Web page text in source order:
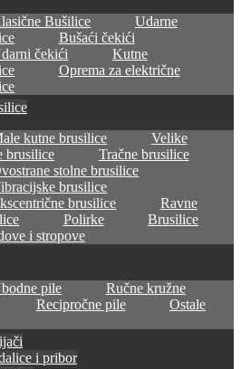
Bušilice
Udarne
Bušaći čekići
čekići
Kutne
Oprema za električne
kutne brusilice
Velike
brusilice
Tračne brusilice
stolne brusilice
brusilice
brusilice
Ravne
Polirke
Brusilice
i stropove
pile
Ručne kružne
Recipročne pile
Ostale
i pribor